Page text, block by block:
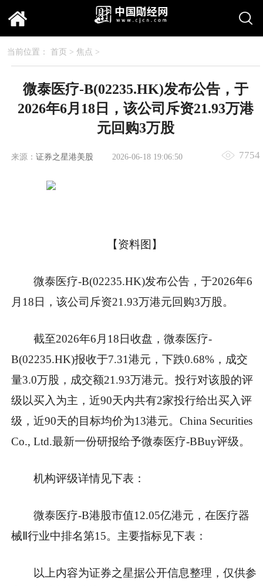
当前位置： 首页 > 焦点 >
微泰医疗-B(02235.HK)发布公告，于
2026年6月18日，该公司斥资21.93万港
元回购3万股
来源： 证券之星港美股 2026-06-18 19:06:50 7754
【资料图】
微泰医疗-B(02235.HK)发布公告，于2026年6
月18日，该公司斥资21.93万港元回购3万股。
截至2026年6月18日收盘，微泰医疗-
B(02235.HK)报收于7.31港元，下跌0.68%，成交
量3.0万股，成交额21.93万港元。投行对该股的评
级以买入为主，近90天内共有2家投行给出买入评
级，近90天的目标均价为13港元。China Securities
Co., Ltd.最新一份研报给予微泰医疗-BBuy评级。
机构评级详情见下表：
微泰医疗-B港股市值12.05亿港元，在医疗器
械Ⅱ行业中排名第15。主要指标见下表：
以上内容为证券之星据公开信息整理，仅供参